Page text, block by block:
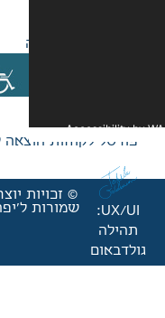
לאור
© זכויות יוצרים 2026. כל הזכויות
נוף פלדהיים בע"מ'